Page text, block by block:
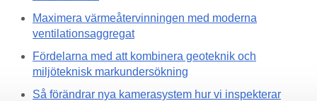
Maximera värmeåtervinningen med moderna
ventilationsaggregat
Fördelarna med att kombinera geoteknik och
miljöteknisk markundersökning
Så förändrar nya kamerasystem hur vi inspekterar